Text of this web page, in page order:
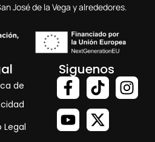
José de la Vega y alrededores.
de
Legal
Siguenos